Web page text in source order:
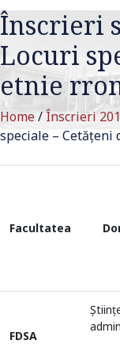
Înscrieri
Locuri
etnie
Home/Înscrieri
speciale – Cetățeni
Facultatea
FDSA